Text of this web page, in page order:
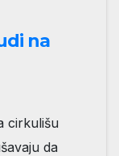
na
cirkulišu
da